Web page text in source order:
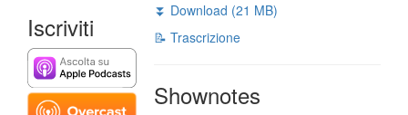
Iscriviti
⏬ Download (21 MB)
📝 Trascrizione
Shownotes